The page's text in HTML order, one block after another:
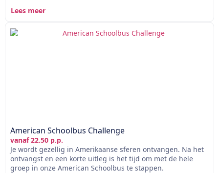
Lees meer
American Schoolbus Challenge
vanaf 22.50 p.p.
Je wordt gezellig in Amerikaanse sferen ontvangen. Na het
ontvangst en een korte uitleg is het tijd om met de hele
groep in onze American Schoolbus te stappen.